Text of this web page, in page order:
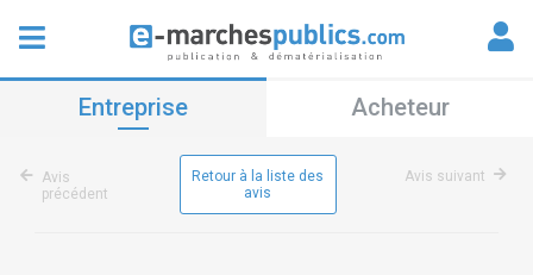
Entreprise Acheteur
Avis
précédent
Retour à la liste des
avis
Avis suivant